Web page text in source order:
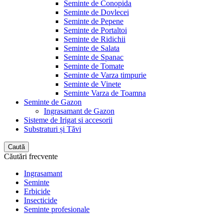
Seminte de Conopida
Seminte de Dovlecei
Seminte de Pepene
Seminte de Portaltoi
Seminte de Ridichii
Seminte de Salata
Seminte de Spanac
Seminte de Tomate
Seminte de Varza timpurie
Seminte de Vinete
Seminte Varza de Toamna
Seminte de Gazon
Ingrasamant de Gazon
Sisteme de Irigat si accesorii
Substraturi și Tăvi
Caută
Căutări frecvente
Ingrasamant
Seminte
Erbicide
Insecticide
Seminte profesionale